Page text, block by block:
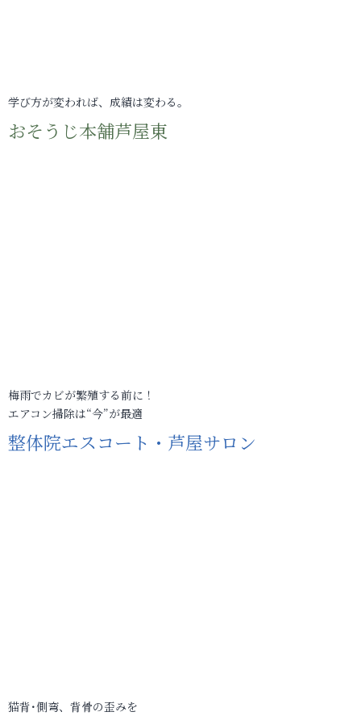
学び方が変われば、成績は変わる。
おそうじ本舗芦屋東
梅雨でカビが繁殖する前に！
エアコン掃除は“今”が最適
整体院エスコート・芦屋サロン
猫背･側弯、背骨の歪みを